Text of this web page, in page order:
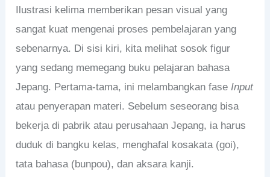
Ilustrasi kelima memberikan pesan visual yang
sangat kuat mengenai proses pembelajaran yang
sebenarnya. Di sisi kiri, kita melihat sosok figur
yang sedang memegang buku pelajaran bahasa
Jepang. Pertama-tama, ini melambangkan faseInput
atau penyerapan materi. Sebelum seseorang bisa
bekerja di pabrik atau perusahaan Jepang, ia harus
duduk di bangku kelas, menghafal kosakata (goi),
tata bahasa (bunpou), dan aksara kanji.